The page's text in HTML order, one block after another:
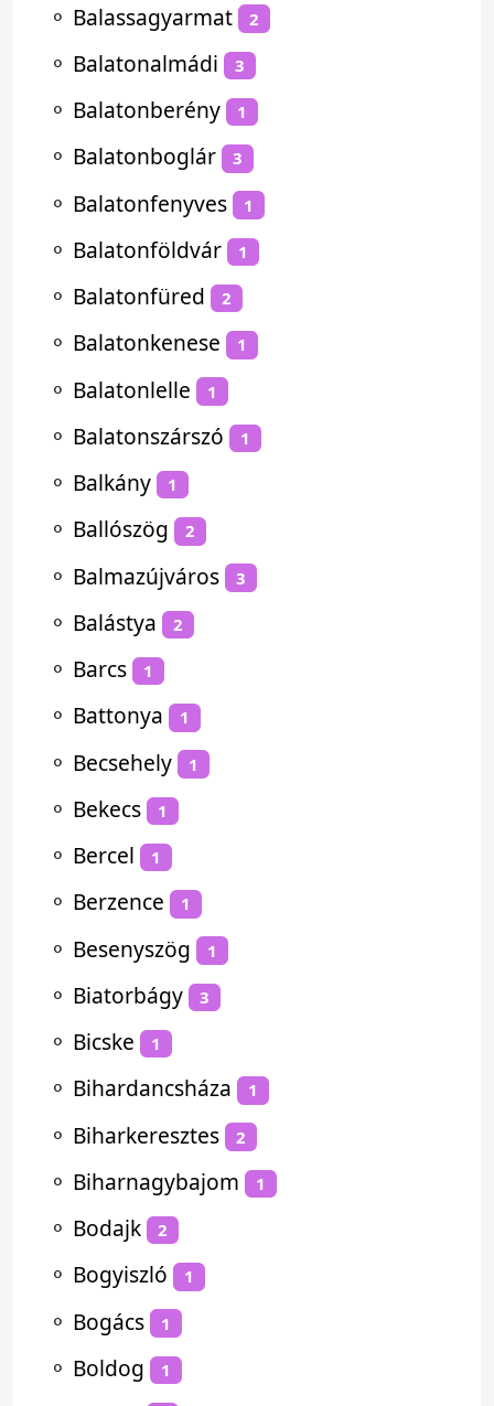
⚬ Balassagyarmat 2
⚬ Balatonalmádi 3
⚬ Balatonberény 1
⚬ Balatonboglár 3
⚬ Balatonfenyves 1
⚬ Balatonföldvár 1
⚬ Balatonfüred 2
⚬ Balatonkenese 1
⚬ Balatonlelle 1
⚬ Balatonszárszó 1
⚬ Balkány 1
⚬ Ballószög 2
⚬ Balmazújváros 3
⚬ Balástya 2
⚬ Barcs 1
⚬ Battonya 1
⚬ Becsehely 1
⚬ Bekecs 1
⚬ Bercel 1
⚬ Berzence 1
⚬ Besenyszög 1
⚬ Biatorbágy 3
⚬ Bicske 1
⚬ Bihardancsháza 1
⚬ Biharkeresztes 2
⚬ Biharnagybajom 1
⚬ Bodajk 2
⚬ Bogyiszló 1
⚬ Bogács 1
⚬ Boldog 1